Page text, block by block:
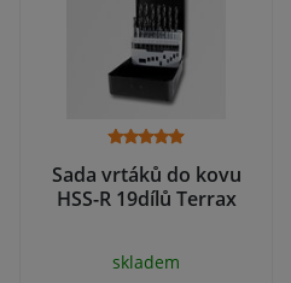
Sada vrtáků do kovu
HSS-R 19dílů Terrax
skladem